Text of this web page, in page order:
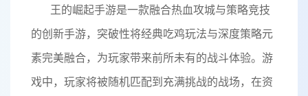
王的崛起手游是一款融合热血攻城与策略竞技
的创新手游，突破性将经典吃鸡玩法与深度策略元
素完美融合，为玩家带来前所未有的战斗体验。游
戏中，玩家将被随机匹配到充满挑战的战场，在资